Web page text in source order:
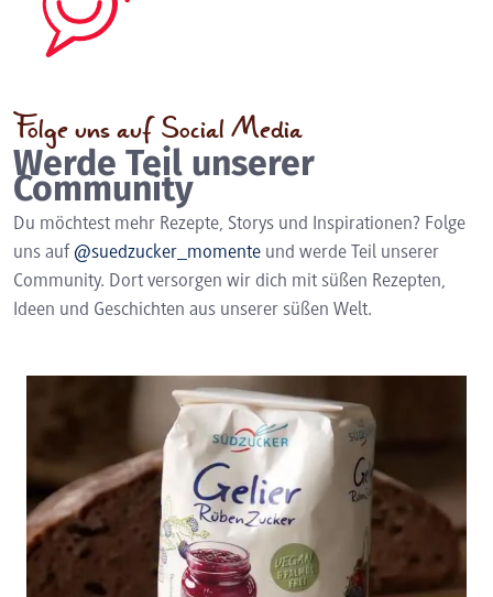
Folge uns auf Social Media
Werde Teil unserer
Community
Du möchtest mehr Rezepte, Storys und Inspirationen? Folge
uns auf @suedzucker_momente und werde Teil unserer
Community. Dort versorgen wir dich mit süßen Rezepten,
Ideen und Geschichten aus unserer süßen Welt.